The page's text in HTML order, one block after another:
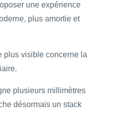
une expérience
plus amortie et
plus visible concerne la
plusieurs millimètres
désormais un stack